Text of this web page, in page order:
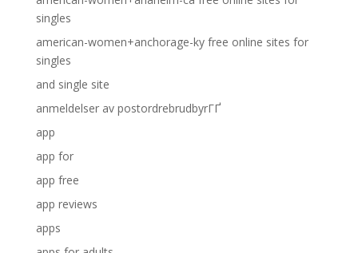
singles
american-women+anchorage-ky free online sites for
singles
and single site
anmeldelser av postordrebrudbyrГҐ
app
app for
app free
app reviews
apps